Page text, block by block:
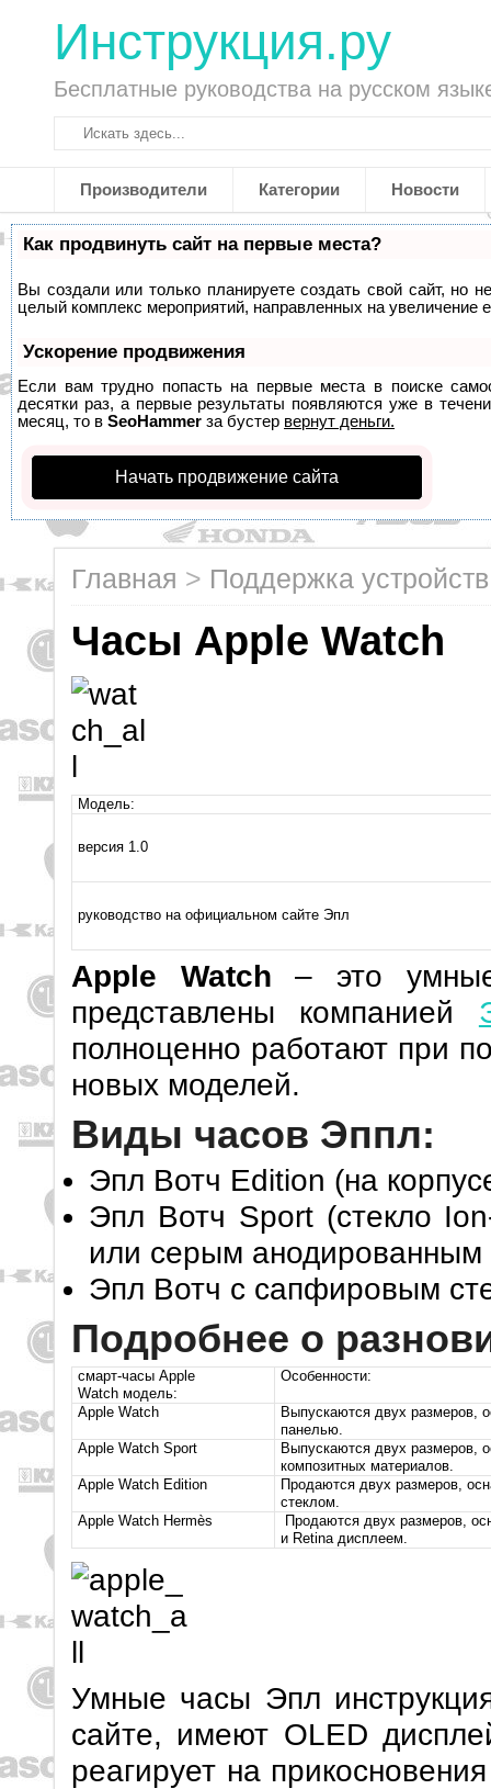
Инструкция.ру
Бесплатные руководства на русском
Производители Категории Новости
Как продвинуть сайт на первые места?
Вы создали или только планируете создать свой сайт, но
целый комплекс мероприятий, направленных на увеличение
Ускорение продвижения
Если вам трудно попасть на первые места в поиске
десятки раз, а первые результаты появляются уже в
месяц, то в SeoHammer за бустер вернут деньги.
Начать продвижение сайта
Главная > Поддержка
Часы Apple Watch
Модель:
версия 1.0
руководство на официальном сайте Эпл
Apple Watch – это
представлены компанией
полноценно работают при
новых моделей.
Виды часов Эппл:
Эпл Вотч Edition (на
Эпл Вотч Sport (стекло
или серым
Эпл Вотч с сапфировым
Подробнее о
смарт-часы Apple
Watch модель:
Особенности:
Apple Watch
Выпускаются двух размеров,
панелью.
Apple Watch Sport
Выпускаются двух размеров,
композитных материалов.
Apple Watch Edition
Продаются двух размеров,
стеклом.
Apple Watch Hermès
Продаются двух размеров,
и Retina дисплеем.
Умные часы Эпл
сайте, имеют OLED
реагирует на